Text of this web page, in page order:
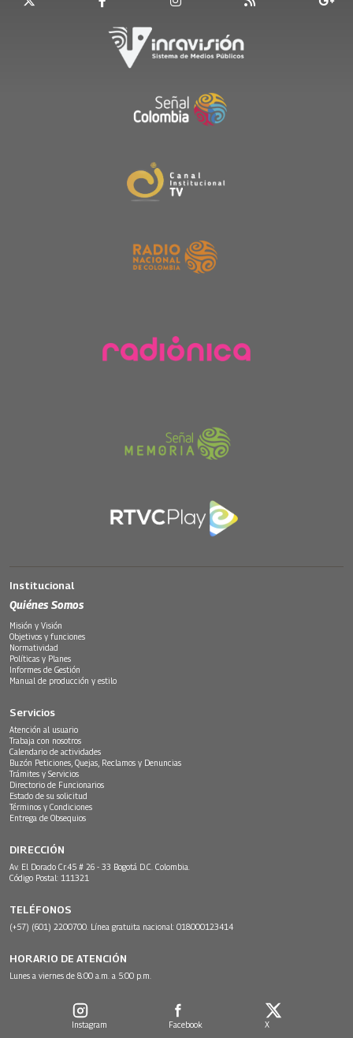
Institucional
Quiénes Somos
Misión y Visión
Objetivos y funciones
Normatividad
Políticas y Planes
Informes de Gestión
Manual de producción y estilo
Servicios
Atención al usuario
Trabaja con nosotros
Calendario de actividades
Buzón Peticiones, Quejas, Reclamos y Denuncias
Trámites y Servicios
Directorio de Funcionarios
Estado de su solicitud
Términos y Condiciones
Entrega de Obsequios
DIRECCIÓN
Av. El Dorado Cr.45 # 26 - 33 Bogotá D.C. Colombia.
Código Postal: 111321
TELÉFONOS
(+57) (601) 2200700. Línea gratuita nacional: 018000123414
HORARIO DE ATENCIÓN
Lunes a viernes de 8:00 a.m. a 5:00 p.m.
Instagram Facebook X